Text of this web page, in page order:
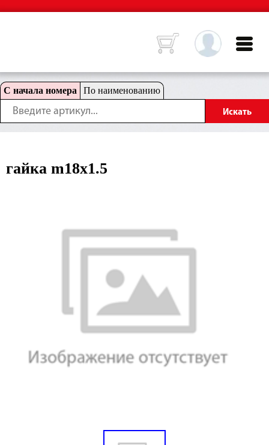
С начала номера По наименованию
гайка m18x1.5